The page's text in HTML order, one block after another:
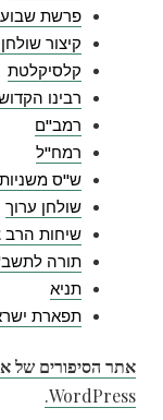
פרשת שבוע
קיצור
קלסיקלטת
רבינו
רמב"ם
רמח"ל
ש"ס משניות
שולחן ערוך
שיחות הרב
תורה
תניא
תפארת
אתר הסיפורים של
WordPress.